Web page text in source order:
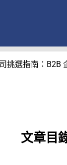
挑選指南：B2B
文章目